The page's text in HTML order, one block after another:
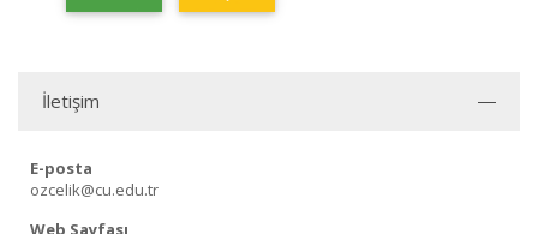
İletişim
E-posta
ozcelik@cu.edu.tr
Web Sayfası